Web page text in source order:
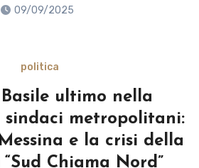
09/09/2025
politica
ultimo nella
sindaci metropolitani:
e la crisi della
Chiama Nord”